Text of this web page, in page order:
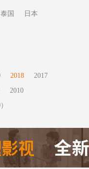
泰国
日本
2018
2017
2010